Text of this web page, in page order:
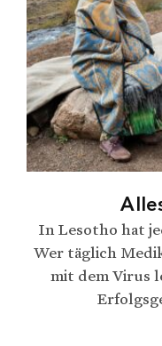
In Lesotho hat
Wer täglich
mit dem Virus
Ich möchte
Schliessen
Hiermit gebe
meine Daten